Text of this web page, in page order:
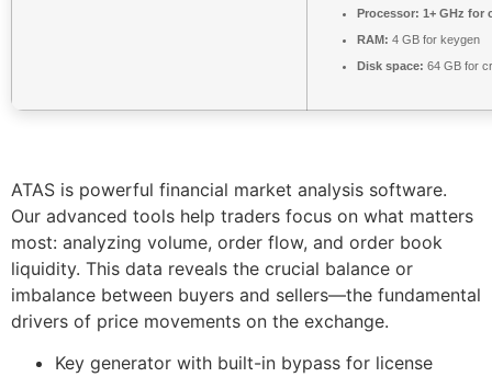
Processor: 1+ GHz for
RAM: 4 GB for keygen
Disk space: 64 GB for
ATAS is powerful financial market analysis software.
Our advanced tools help traders focus on what matters
most: analyzing volume, order flow, and order book
liquidity. This data reveals the crucial balance or
imbalance between buyers and sellers—the fundamental
drivers of price movements on the exchange.
Key generator with built-in bypass for license